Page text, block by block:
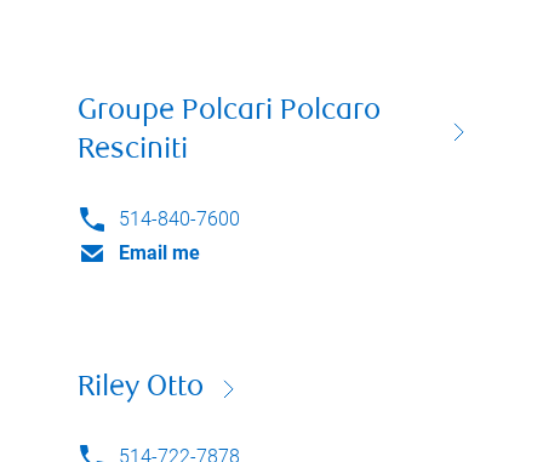
Groupe Polcari Polcaro
Resciniti
514-840-7600
Email me
Riley Otto
514-722-7878